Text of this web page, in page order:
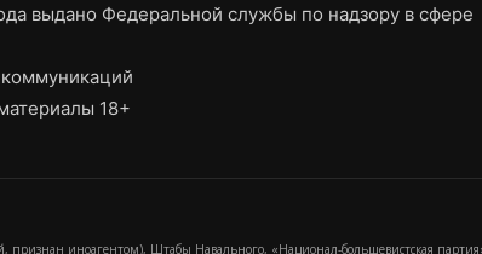
выдано Федеральной службы по надзору в сфере
18+
иноагентом), Штабы Навального, «Национал-большевистская